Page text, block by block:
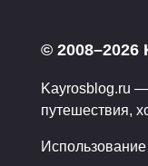
Поделитья
© 2008–2026
Kayrosblog.ru —
путешествия,